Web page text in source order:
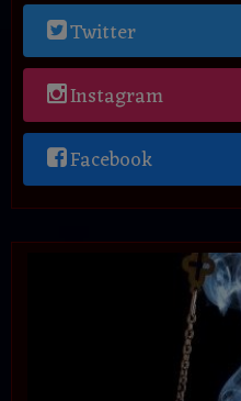
Twitter
Instagram
Facebook